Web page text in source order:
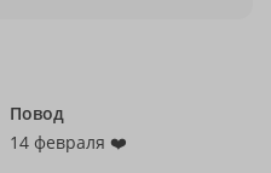
Повод
14 февраля ❤️